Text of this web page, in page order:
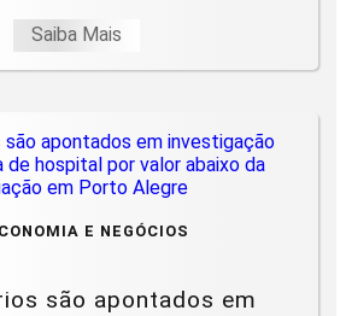
Saiba Mais
E NEGÓCIOS
são apontados em